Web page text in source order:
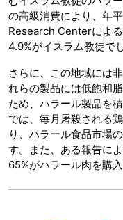
の高級消費により、年
Research Centerによ
4.9%がイスラム教徒でし
さらに、この地域には
れらの製品には低飽和
ため、ハラール製品を
では、毎月屠殺される
り、ハラール食品市場
す。また、ある報告に
65%がハラール肉を購